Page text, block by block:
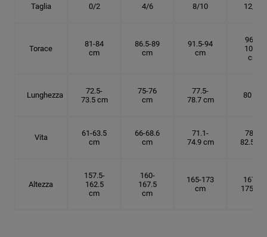
Taglia 0/2 4/6 8/10 12/14
Torace
81-84
cm
86.5-89
cm
91.5-94
cm
96.5-
101.5
cm
Lunghezza
72.5-
73.5 cm
75-76
cm
77.5-
78.7 cm
80 cm
Vita
61-63.5
cm
66-68.6
cm
71.1-
74.9 cm
78.7-
82.5 cm
Altezza
157.5-
162.5
cm
160-
167.5
cm
165-173
cm
167.5-
175 cm